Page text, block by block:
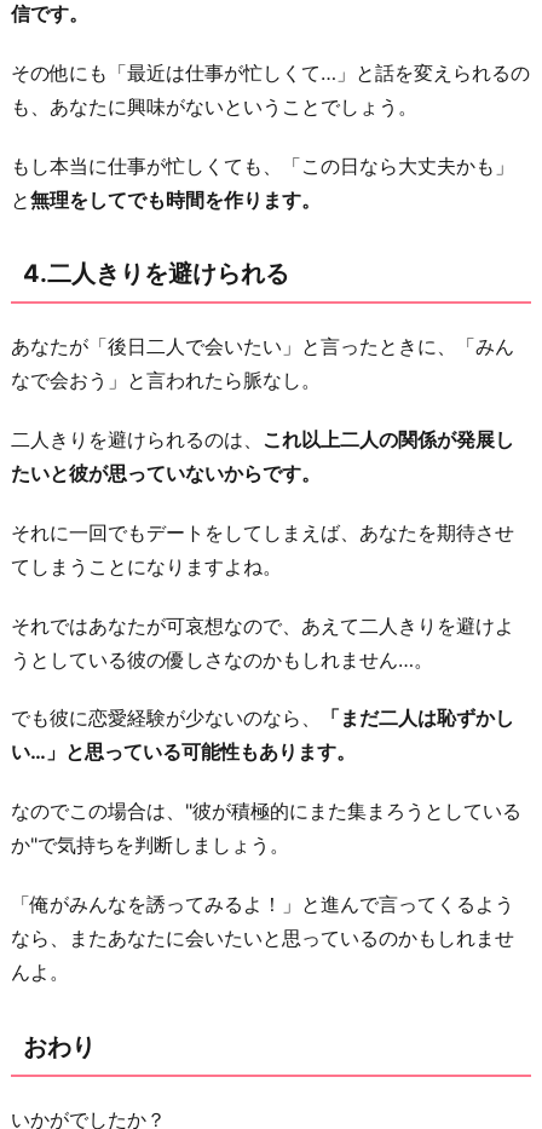
信です。
その他にも「最近は仕事が忙しくて…」と話を変えられるの
も、あなたに興味がないということでしょう。
もし本当に仕事が忙しくても、「この日なら大丈夫かも」
と無理をしてでも時間を作ります。
4.二人きりを避けられる
あなたが「後日二人で会いたい」と言ったときに、「みん
なで会おう」と言われたら脈なし。
二人きりを避けられるのは、 これ以上二人の関係が発展し
たいと彼が思っていないからです。
それに一回でもデートをしてしまえば、あなたを期待させ
てしまうことになりますよね。
それではあなたが可哀想なので、あえて二人きりを避けよ
うとしている彼の優しさなのかもしれません…。
でも彼に恋愛経験が少ないのなら、
「まだ二人は恥ずかし
い…」と思っている可能性もあります。
なのでこの場合は、"彼が積極的にまた集まろうとしている
か"で気持ちを判断しましょう。
「俺がみんなを誘ってみるよ！」と進んで言ってくるよう
なら、またあなたに会いたいと思っているのかもしれませ
んよ。
おわり
いかがでしたか？